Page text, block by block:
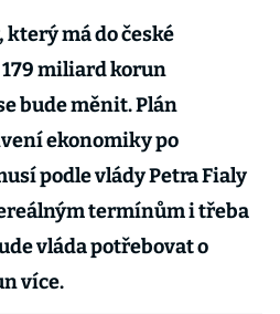
má do české
miliard korun
bude měnit. Plán
ekonomiky po
podle vlády Petra Fialy
termínům i třeba
vláda potřebovat o
více.